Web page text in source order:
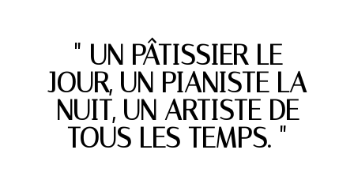
" UN PÂTISSIER LE
JOUR, UN PIANISTE LA
NUIT, UN ARTISTE DE
TOUS LES TEMPS. "